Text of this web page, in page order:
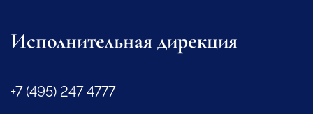
Исполнительная дирекция
+7 (495) 247 4777